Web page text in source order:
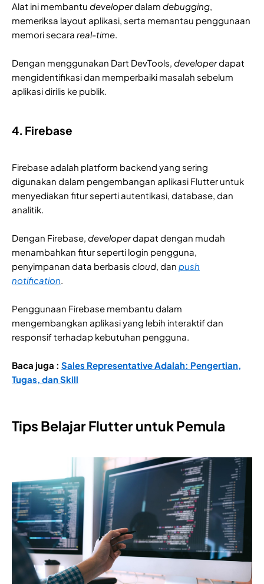
Alat ini membantu developerdalam debugging,
memeriksa layout aplikasi, serta memantau penggunaan
memori secara real-time.
Dengan menggunakan Dart DevTools, developerdapat
mengidentifikasi dan memperbaiki masalah sebelum
aplikasi dirilis ke publik.
4. Firebase
Firebase adalah platform backend yang sering
digunakan dalam pengembangan aplikasi Flutter untuk
menyediakan fitur seperti autentikasi, database, dan
analitik.
Dengan Firebase, developerdapat dengan mudah
menambahkan fitur seperti login pengguna,
penyimpanan data berbasis cloud, dan push
notification.
Penggunaan Firebase membantu dalam
mengembangkan aplikasi yang lebih interaktif dan
responsif terhadap kebutuhan pengguna.
Baca juga : Sales Representative Adalah: Pengertian,
Tugas, dan Skill
Tips Belajar Flutter untuk Pemula